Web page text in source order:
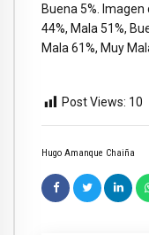
Hugo Amanque Chaiña
Buena 5%.
44%, Mala 51%,
Mala 61%, Muy
Post Views: 10